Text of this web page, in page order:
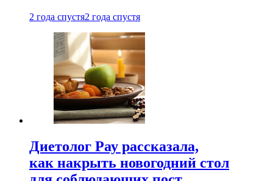
2 года спустя2 года спустя
Диетолог Рау рассказала,
как накрыть новогодний стол